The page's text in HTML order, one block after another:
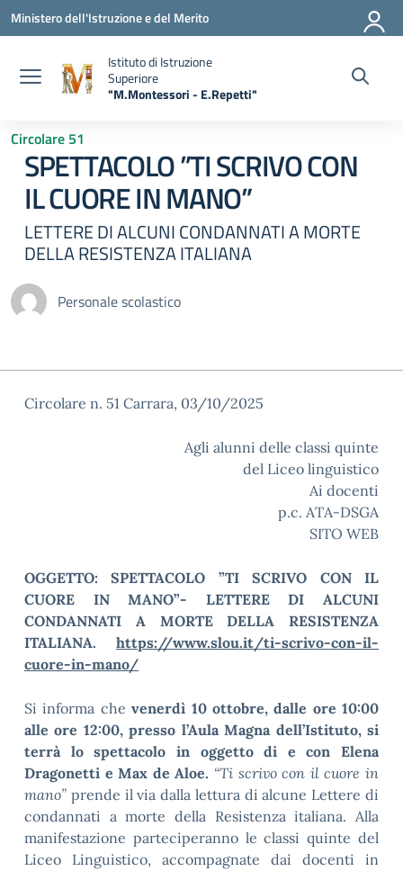
Vai ai contenuti
Vai al menu di navigazione
Vai al footer
Ministero dell'Istruzione e del Merito
Istituto di Istruzione
Superiore
"M.Montessori - E.Repetti"
Circolare 51
SPETTACOLO ”TI SCRIVO CON
IL CUORE IN MANO”
LETTERE DI ALCUNI CONDANNATI A MORTE
DELLA RESISTENZA ITALIANA
Personale scolastico
Circolare n. 51 Carrara, 03/10/2025
Agli alunni delle classi quinte
del Liceo linguistico
Ai docenti
p.c. ATA-DSGA
SITO WEB
OGGETTO: SPETTACOLO ”TI SCRIVO CON IL
CUORE IN MANO”- LETTERE DI ALCUNI
CONDANNATI A MORTE DELLA RESISTENZA
ITALIANA. https://www.slou.it/ti-scrivo-con-il-
cuore-in-mano/
Si informa chevenerdì 10 ottobre, dalle ore 10:00
alle ore 12:00, presso l’Aula Magna dell’Istituto, si
terrà lo spettacolo in oggetto di e con Elena
Dragonetti e Max de Aloe. “Ti scrivo con il cuore in
mano” prende il via dalla lettura di alcune Lettere di
condannati a morte della Resistenza italiana. Alla
manifestazione parteciperanno le classi quinte del
Liceo Linguistico, accompagnate dai docenti in